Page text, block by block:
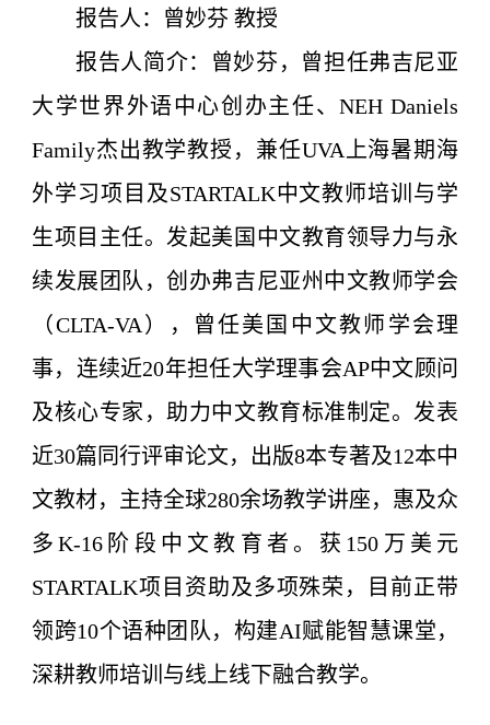
报告人：曾妙芬 教授
报告人简介：曾妙芬，曾担任弗吉尼亚
大学世界外语中心创办主任、NEH Daniels
Family杰出教学教授，兼任UVA上海暑期海
外学习项目及STARTALK中文教师培训与学
生项目主任。发起美国中文教育领导力与永
续发展团队，创办弗吉尼亚州中文教师学会
（CLTA-VA），曾任美国中文教师学会理
事，连续近20年担任大学理事会AP中文顾问
及核心专家，助力中文教育标准制定。发表
近30篇同行评审论文，出版8本专著及12本中
文教材，主持全球280余场教学讲座，惠及众
多K-16阶段中文教育者。获150万美元
STARTALK项目资助及多项殊荣，目前正带
领跨10个语种团队，构建AI赋能智慧课堂，
深耕教师培训与线上线下融合教学。